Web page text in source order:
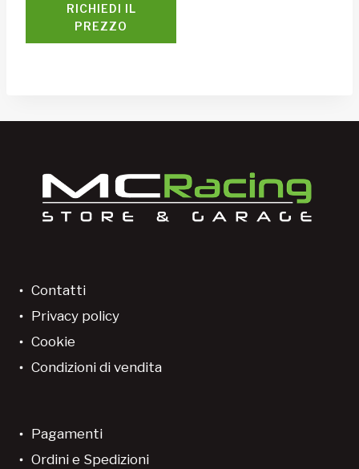
RICHIEDI IL
PREZZO
Contatti
Privacy policy
Cookie
Condizioni di vendita
Pagamenti
Ordini e Spedizioni